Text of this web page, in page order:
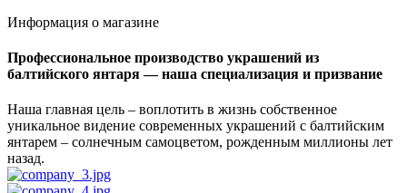
Информация о магазине
Профессиональное производство украшений из
балтийского янтаря — наша специализация и призвание
Наша главная цель – воплотить в жизнь собственное
уникальное видение современных украшений с балтийским
янтарем – солнечным самоцветом, рожденным миллионы лет
назад.